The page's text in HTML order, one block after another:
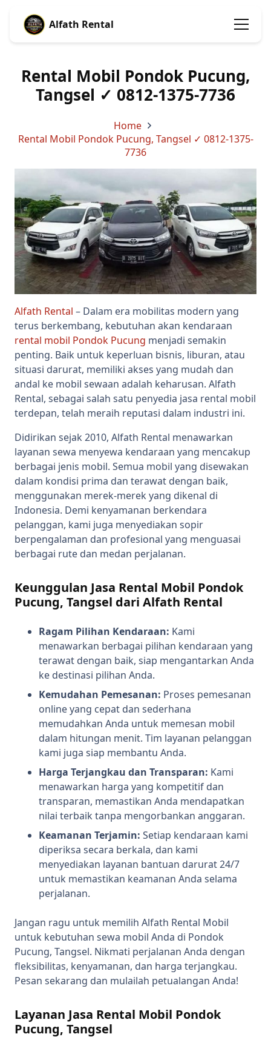
Alfath Rental
Rental Mobil Pondok Pucung,
Tangsel ✓ 0812-1375-7736
Home
Rental Mobil Pondok Pucung, Tangsel ✓ 0812-1375-
7736
Alfath Rental – Dalam era mobilitas modern yang
terus berkembang, kebutuhan akan kendaraan
rental mobil Pondok Pucung menjadi semakin
penting. Baik untuk keperluan bisnis, liburan, atau
situasi darurat, memiliki akses yang mudah dan
andal ke mobil sewaan adalah keharusan. Alfath
Rental, sebagai salah satu penyedia jasa rental mobil
terdepan, telah meraih reputasi dalam industri ini.
Didirikan sejak 2010, Alfath Rental menawarkan
layanan sewa menyewa kendaraan yang mencakup
berbagai jenis mobil. Semua mobil yang disewakan
dalam kondisi prima dan terawat dengan baik,
menggunakan merek-merek yang dikenal di
Indonesia. Demi kenyamanan berkendara
pelanggan, kami juga menyediakan sopir
berpengalaman dan profesional yang menguasai
berbagai rute dan medan perjalanan.
Keunggulan Jasa Rental Mobil Pondok
Pucung, Tangsel dari Alfath Rental
Ragam Pilihan Kendaraan: Kami
menawarkan berbagai pilihan kendaraan yang
terawat dengan baik, siap mengantarkan Anda
ke destinasi pilihan Anda.
Kemudahan Pemesanan: Proses pemesanan
online yang cepat dan sederhana
memudahkan Anda untuk memesan mobil
dalam hitungan menit. Tim layanan pelanggan
kami juga siap membantu Anda.
Harga Terjangkau dan Transparan: Kami
menawarkan harga yang kompetitif dan
transparan, memastikan Anda mendapatkan
nilai terbaik tanpa mengorbankan anggaran.
Keamanan Terjamin: Setiap kendaraan kami
diperiksa secara berkala, dan kami
menyediakan layanan bantuan darurat 24/7
untuk memastikan keamanan Anda selama
perjalanan.
Jangan ragu untuk memilih Alfath Rental Mobil
untuk kebutuhan sewa mobil Anda di Pondok
Pucung, Tangsel. Nikmati perjalanan Anda dengan
fleksibilitas, kenyamanan, dan harga terjangkau.
Pesan sekarang dan mulailah petualangan Anda!
Layanan Jasa Rental Mobil Pondok
Pucung, Tangsel